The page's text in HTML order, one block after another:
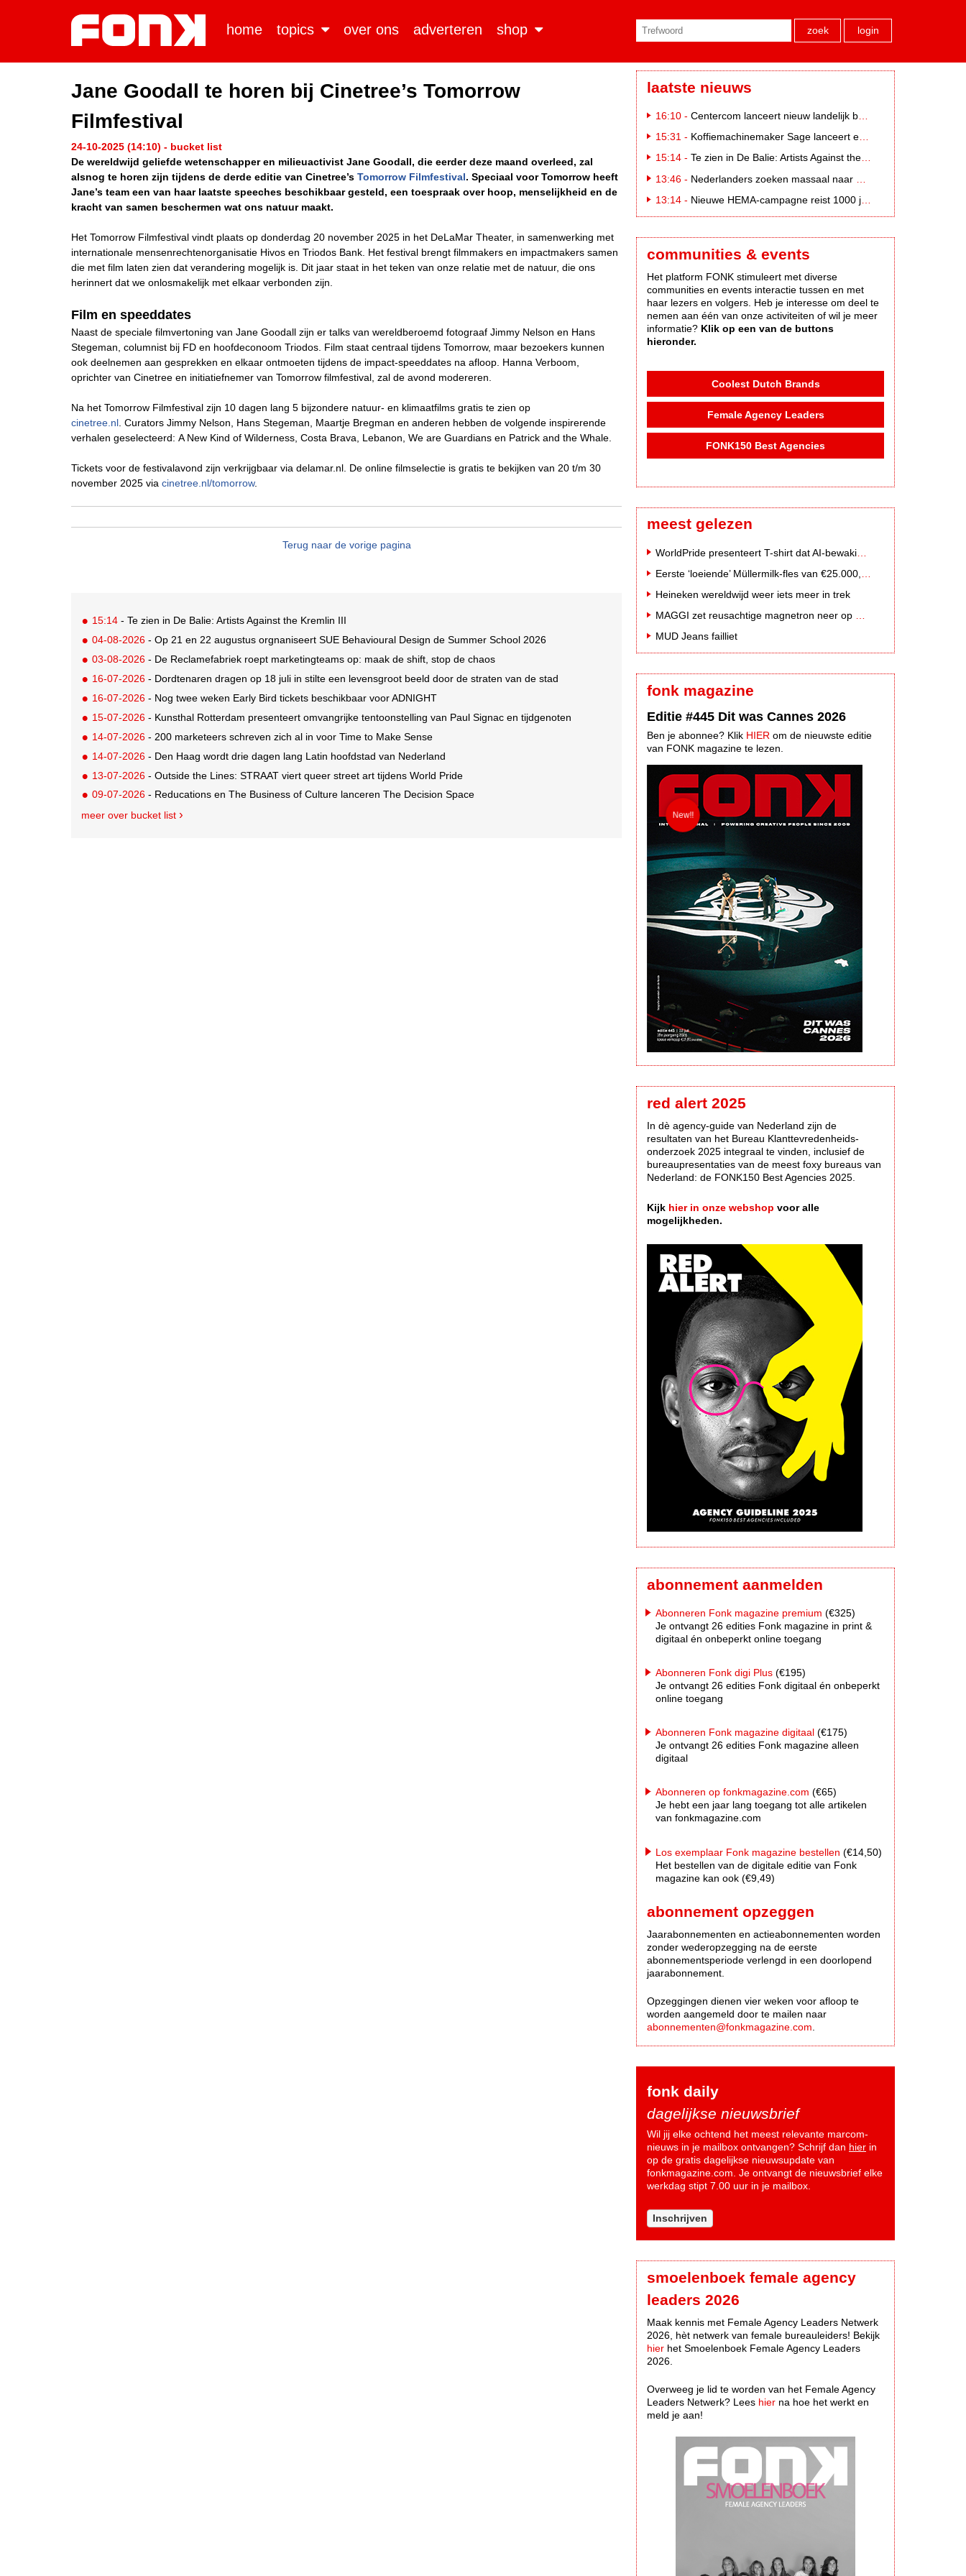
home topics over ons adverteren shop zoek login
Jane Goodall te horen bij Cinetree’s Tomorrow
Filmfestival
24-10-2025 (14:10) - bucket list
De wereldwijd geliefde wetenschapper en milieuactivist Jane Goodall, die eerder deze maand overleed, zal
alsnog te horen zijn tijdens de derde editie van Cinetree’s Tomorrow Filmfestival. Speciaal voor Tomorrow heeft
Jane’s team een van haar laatste speeches beschikbaar gesteld, een toespraak over hoop, menselijkheid en de
kracht van samen beschermen wat ons natuur maakt.
Het Tomorrow Filmfestival vindt plaats op donderdag 20 november 2025 in het DeLaMar Theater, in samenwerking met
internationale mensenrechtenorganisatie Hivos en Triodos Bank. Het festival brengt filmmakers en impactmakers samen
die met film laten zien dat verandering mogelijk is. Dit jaar staat in het teken van onze relatie met de natuur, die ons
herinnert dat we onlosmakelijk met elkaar verbonden zijn.
Film en speeddates
Naast de speciale filmvertoning van Jane Goodall zijn er talks van wereldberoemd fotograaf Jimmy Nelson en Hans
Stegeman, columnist bij FD en hoofdeconoom Triodos. Film staat centraal tijdens Tomorrow, maar bezoekers kunnen
ook deelnemen aan gesprekken en elkaar ontmoeten tijdens de impact-speeddates na afloop. Hanna Verboom,
oprichter van Cinetree en initiatiefnemer van Tomorrow filmfestival, zal de avond modereren.
Na het Tomorrow Filmfestival zijn 10 dagen lang 5 bijzondere natuur- en klimaatfilms gratis te zien op
cinetree.nl . Curators Jimmy Nelson, Hans Stegeman, Maartje Bregman en anderen hebben de volgende inspirerende
verhalen geselecteerd: A New Kind of Wilderness, Costa Brava, Lebanon, We are Guardians en Patrick and the Whale.
Tickets voor de festivalavond zijn verkrijgbaar via delamar.nl. De online filmselectie is gratis te bekijken van 20 t/m 30
november 2025 via cinetree.nl/tomorrow.
Terug naar de vorige pagina
15:14 - Te zien in De Balie: Artists Against the Kremlin III
04-08-2026 - Op 21 en 22 augustus orgnaniseert SUE Behavioural Design de Summer School 2026
03-08-2026 - De Reclamefabriek roept marketingteams op: maak de shift, stop de chaos
16-07-2026 - Dordtenaren dragen op 18 juli in stilte een levensgroot beeld door de straten van de stad
16-07-2026 - Nog twee weken Early Bird tickets beschikbaar voor ADNIGHT
15-07-2026 - Kunsthal Rotterdam presenteert omvangrijke tentoonstelling van Paul Signac en tijdgenoten
14-07-2026 - 200 marketeers schreven zich al in voor Time to Make Sense
14-07-2026 - Den Haag wordt drie dagen lang Latin hoofdstad van Nederland
13-07-2026 - Outside the Lines: STRAAT viert queer street art tijdens World Pride
09-07-2026 - Reducations en The Business of Culture lanceren The Decision Space
meer over bucket list
laatste nieuws
16:10 - Centercom lanceert nieuw landelijk buitereclamenetwerk: City Cubes
15:31 - Koffiemachinemaker Sage lanceert e-commerceplatform voor koffieliefhebbers
15:14 - Te zien in De Balie: Artists Against the Kremlin III
13:46 - Nederlanders zoeken massaal naar eclipsbrillen op Marktplaats
13:14 - Nieuwe HEMA-campagne reist 1000 jaar terug in de tijd naar 'Hemastein'
communities & events
Het platform FONK stimuleert met diverse
communities en events interactie tussen en met
haar lezers en volgers. Heb je interesse om deel te
nemen aan één van onze activiteiten of wil je meer
informatie? Klik op een van de buttons
hieronder.
Coolest Dutch Brands
Female Agency Leaders
FONK150 Best Agencies
meest gelezen
Heineken wereldwijd weer iets meer in trek
MUD Jeans failliet
fonk magazine
Editie #445 Dit was Cannes 2026
Ben je abonnee? Klik HIER om de nieuwste editie
van FONK magazine te lezen.
red alert 2025
In dè agency-guide van Nederland zijn de
resultaten van het Bureau Klanttevredenheids-
onderzoek 2025 integraal te vinden, inclusief de
bureaupresentaties van de meest foxy bureaus van
Nederland: de FONK150 Best Agencies 2025.
Kijk hier in onze webshop voor alle
mogelijkheden.
abonnement aanmelden
Abonneren Fonk magazine premium (€325)
Je ontvangt 26 edities Fonk magazine in print &
digitaal én onbeperkt online toegang
Abonneren Fonk digi Plus (€195)
Je ontvangt 26 edities Fonk digitaal én onbeperkt
online toegang
Abonneren Fonk magazine digitaal (€175)
Je ontvangt 26 edities Fonk magazine alleen
digitaal
Abonneren op fonkmagazine.com (€65)
Je hebt een jaar lang toegang tot alle artikelen
van fonkmagazine.com
Los exemplaar Fonk magazine bestellen (€14,50)
Het bestellen van de digitale editie van Fonk
magazine kan ook (€9,49)
abonnement opzeggen
Jaarabonnementen en actieabonnementen worden
zonder wederopzegging na de eerste
abonnementsperiode verlengd in een doorlopend
jaarabonnement.
Opzeggingen dienen vier weken voor afloop te
worden aangemeld door te mailen naar
abonnementen@fonkmagazine.com
fonk daily
dagelijkse nieuwsbrief
Wil jij elke ochtend het meest relevante marcom-
nieuws in je mailbox ontvangen? Schrijf dan hier in
op de gratis dagelijkse nieuwsupdate van
fonkmagazine.com. Je ontvangt de nieuwsbrief elke
werkdag stipt 7.00 uur in je mailbox.
Inschrijven
smoelenboek female agency
leaders 2026
Maak kennis met Female Agency Leaders Netwerk
2026, hèt netwerk van female bureauleiders! Bekijk
hier het Smoelenboek Female Agency Leaders
2026.
Overweeg je lid te worden van het Female Agency
Leaders Netwerk? Lees hier na hoe het werkt en
meld je aan!